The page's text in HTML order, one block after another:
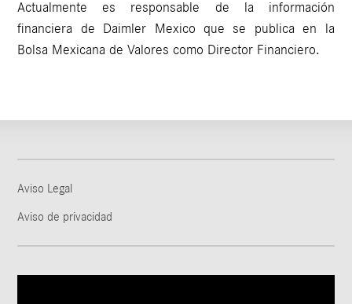
Actualmente es responsable de la información
financiera de Daimler Mexico que se publica en la
Bolsa Mexicana de Valores como Director Financiero.
Aviso Legal
Aviso de privacidad